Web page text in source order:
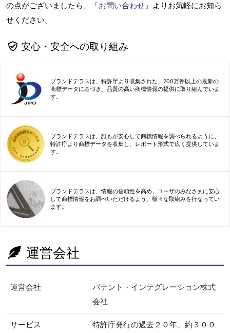
の点がございましたら、「お問い合わせ 」よりお気軽にお知ら
せください。
安心・安全への取り組み
ブランドテラスは、特許庁より収集された、200万件以上の最新の
商標データに基づき、品質の高い商標情報の提供に取り組んでいま
す。
ブランドテラスは、誰もが安心して商標情報を調べられるように、
特許庁より商標データを収集し、レポート形式で広く提供していま
す。
ブランドテラスは、情報の信頼性を高め、ユーザのみなさまに安心
して商標情報をお調べいただけるよう、様々な取組みを行なってい
ます。
運営会社
運営会社
パテント・インテグレーション株式
会社
サービス
特許庁発行の過去２０年、約３００